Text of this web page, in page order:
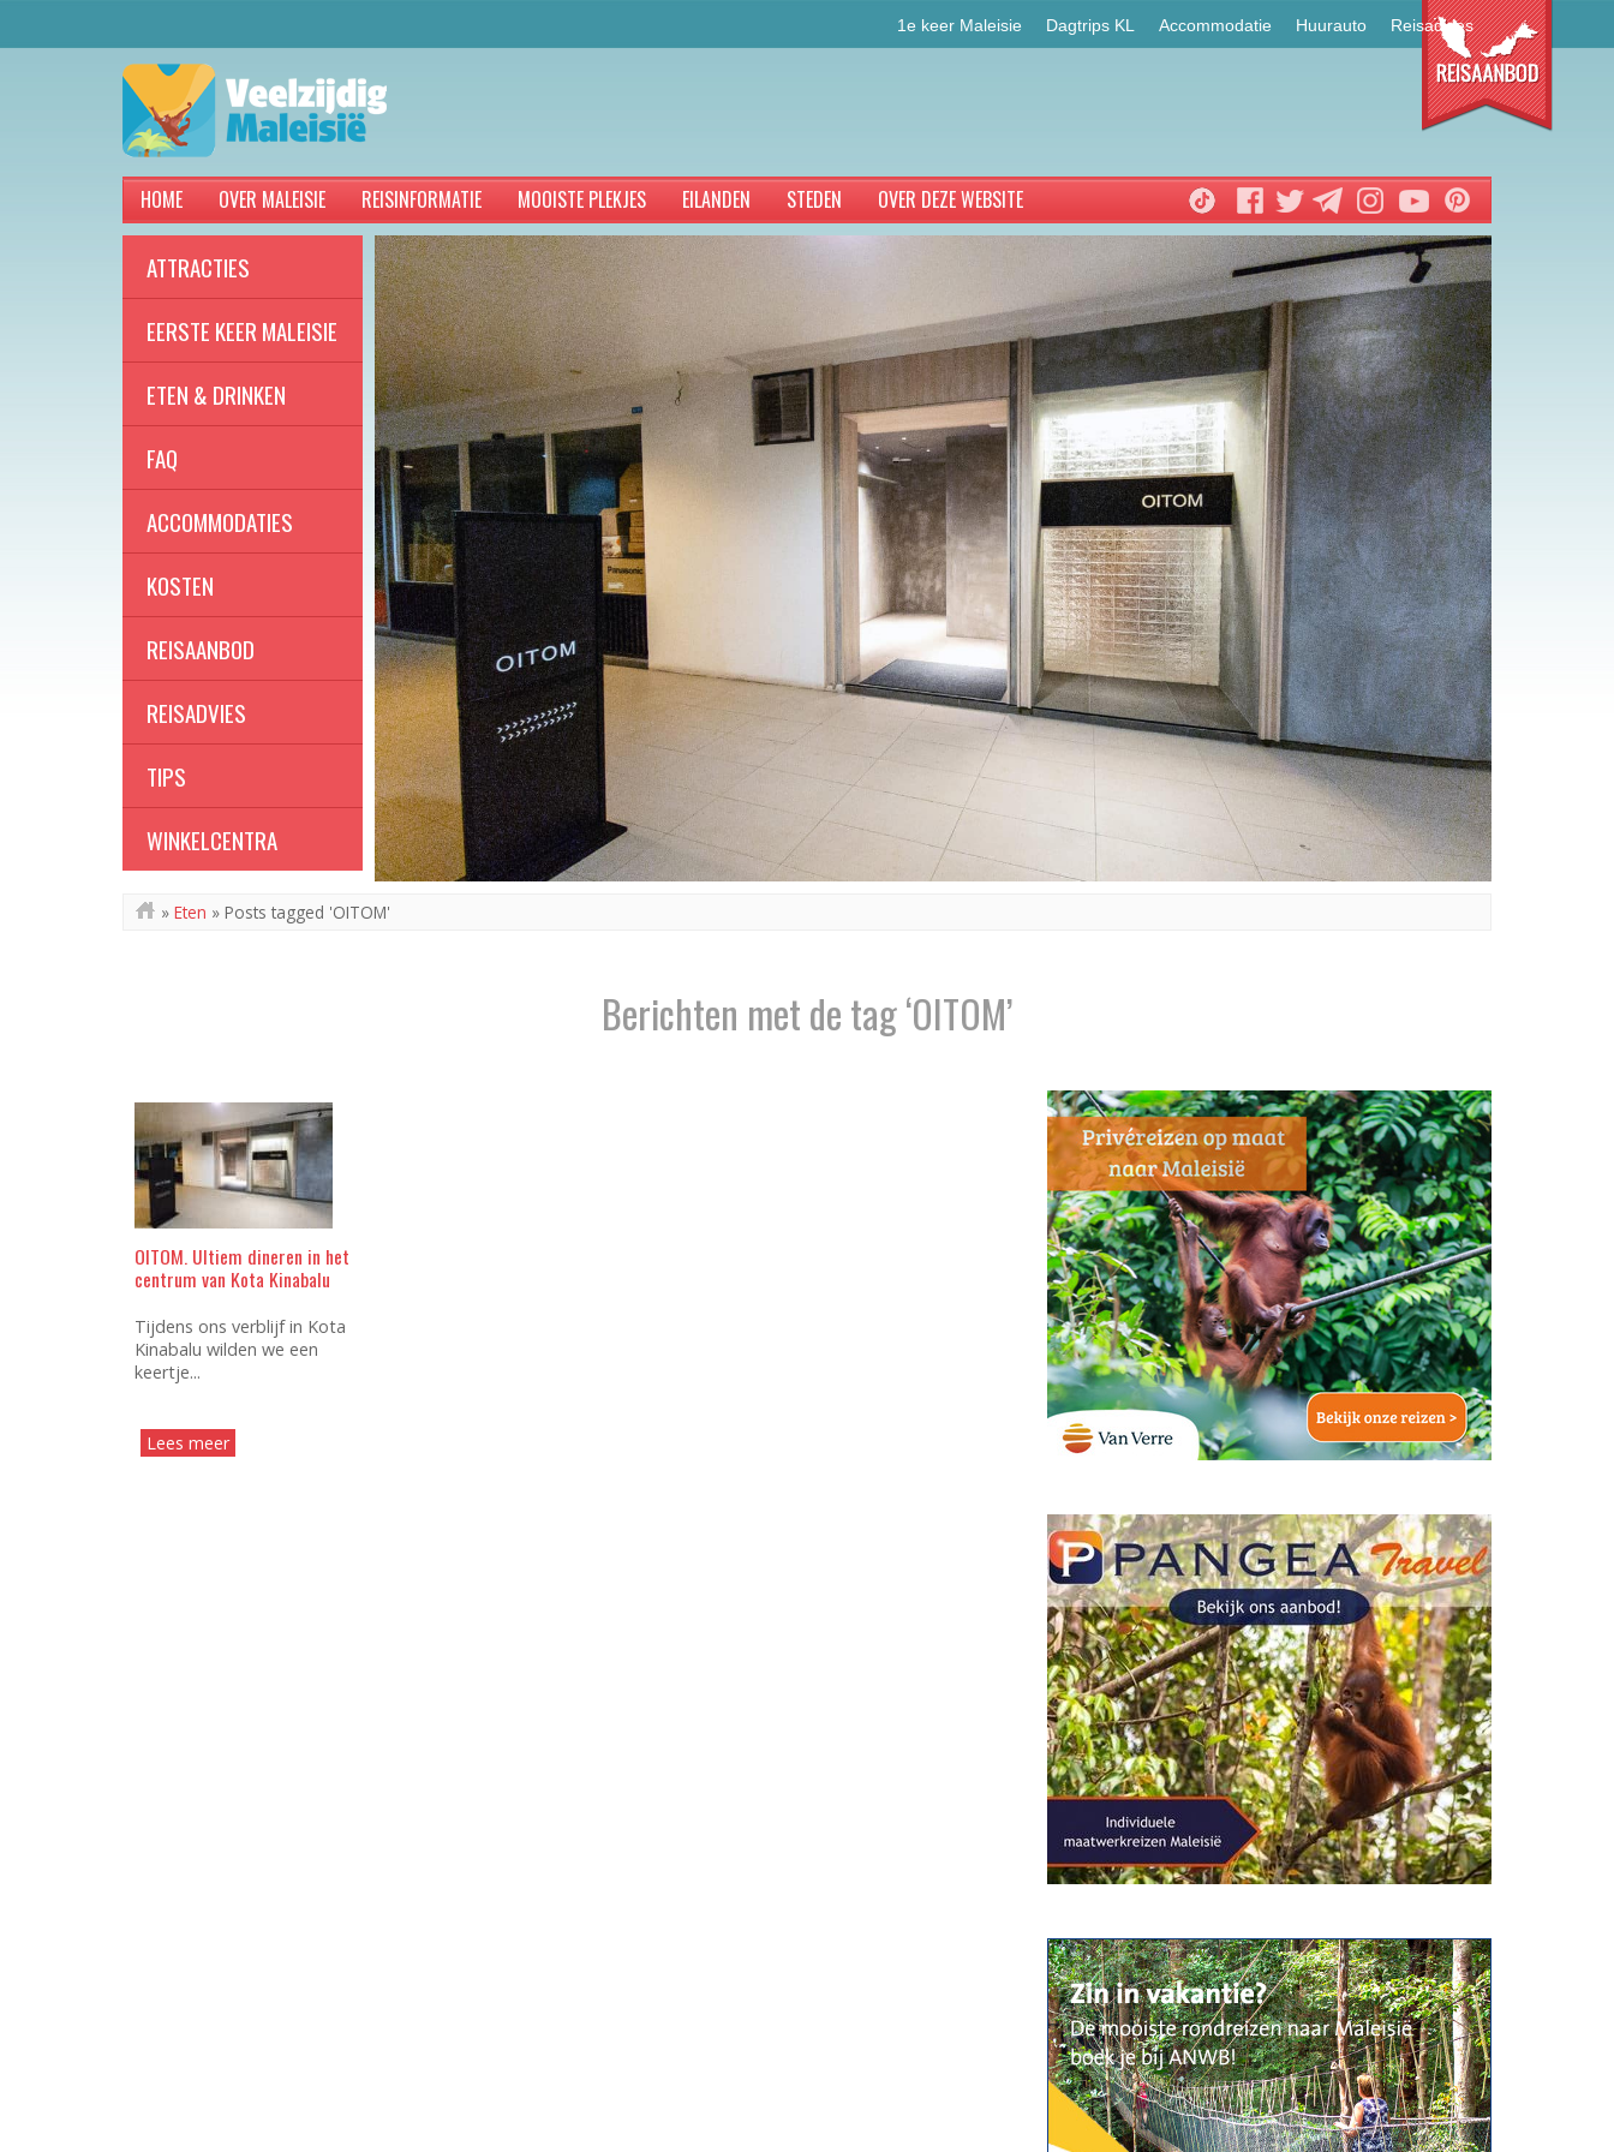
1e keer Maleisie Dagtrips KL Accommodatie Huurauto Reisadvies
HOME OVER MALEISIE REISINFORMATIE MOOISTE PLEKJES EILANDEN STEDEN OVER DEZE WEBSITE
ATTRACTIES
EERSTE KEER MALEISIE
ETEN & DRINKEN
FAQ
ACCOMMODATIES
KOSTEN
REISAANBOD
REISADVIES
TIPS
WINKELCENTRA
» Eten » Posts tagged 'OITOM'
Berichten met de tag ‘OITOM’
OITOM. Ultiem dineren in het
centrum van Kota Kinabalu
Tijdens ons verblijf in Kota
Kinabalu wilden we een
keertje...
Lees meer